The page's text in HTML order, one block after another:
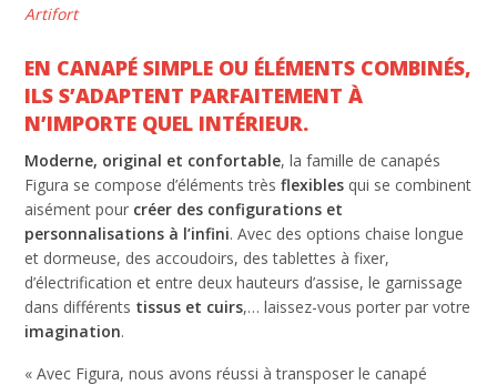
Artifort
EN CANAPÉ SIMPLE OU ÉLÉMENTS COMBINÉS,
ILS S’ADAPTENT PARFAITEMENT À
N’IMPORTE QUEL INTÉRIEUR.
Moderne, original et confortable, la famille de canapés
Figura se compose d’éléments trèsflexibles qui se combinent
aisément pour créer des configurations et
personnalisations à l’infini. Avec des options chaise longue
et dormeuse, des accoudoirs, des tablettes à fixer,
d’électrification et entre deux hauteurs d’assise, le garnissage
dans différents tissus et cuirs,… laissez-vous porter par votre
imagination.
« Avec Figura, nous avons réussi à transposer le canapé